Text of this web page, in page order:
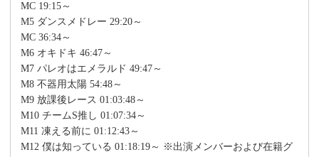
MC 19:15～
M5 ダンスメドレー 29:20～
MC 36:34～
M6 オキドキ 46:47～
M7 パレオはエメラルド 49:47～
M8 不器用太陽 54:48～
M9 放課後レース 01:03:48～
M10 チームS推し 01:07:34～
M11 凍える前に 01:12:43～
M12 僕は知っている 01:18:19～ ※出演メンバーおよび在籍グ